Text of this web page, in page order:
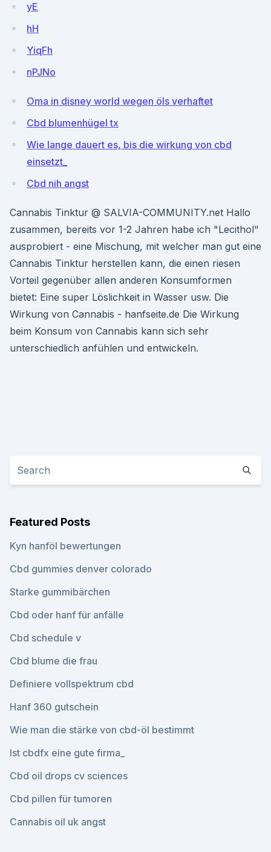
yE
hH
YiqFh
nPJNo
Oma in disney world wegen öls verhaftet
Cbd blumenhügel tx
Wie lange dauert es, bis die wirkung von cbd
einsetzt_
Cbd nih angst
Cannabis Tinktur @ SALVIA-COMMUNITY.net Hallo
zusammen, bereits vor 1-2 Jahren habe ich "Lecithol"
ausprobiert - eine Mischung, mit welcher man gut eine
Cannabis Tinktur herstellen kann, die einen riesen
Vorteil gegenüber allen anderen Konsumformen
bietet: Eine super Löslichkeit in Wasser usw. Die
Wirkung von Cannabis - hanfseite.de Die Wirkung
beim Konsum von Cannabis kann sich sehr
unterschiedlich anfühlen und entwickeln.
Featured Posts
Kyn hanföl bewertungen
Cbd gummies denver colorado
Starke gummibärchen
Cbd oder hanf für anfälle
Cbd schedule v
Cbd blume die frau
Definiere vollspektrum cbd
Hanf 360 gutschein
Wie man die stärke von cbd-öl bestimmt
Ist cbdfx eine gute firma_
Cbd oil drops cv sciences
Cbd pillen für tumoren
Cannabis oil uk angst